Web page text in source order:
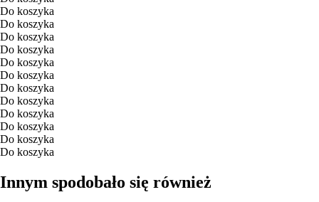
Do koszyka
Do koszyka
Do koszyka
Do koszyka
Do koszyka
Do koszyka
Do koszyka
Do koszyka
Do koszyka
Do koszyka
Do koszyka
Do koszyka
Innym spodobało się również